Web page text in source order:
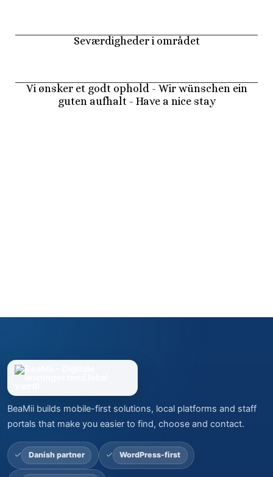
Seværdigheder i området
Vi ønsker et godt ophold - Wir wünschen ein
guten aufhalt - Have a nice stay
BeaMii builds mobile-first solutions, local platforms and staff
portals that make you easier to find, choose and contact.
Danish partner WordPress-first